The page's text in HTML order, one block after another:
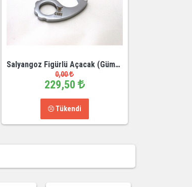
Salyangoz Figürlü Açacak (Gümüş)
0,00
229,50
Tükendi